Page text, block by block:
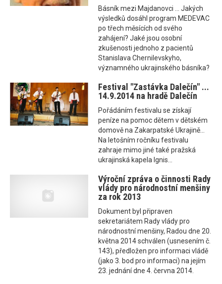
Básník mezi Majdanovci ... Jakých
výsledků dosáhl program MEDEVAC
po třech měsících od svého
zahájení? Jaké jsou osobní
zkušenosti jednoho z pacientů
Stanislava Chernilevskyho,
významného ukrajinského básníka?
Festival "Zastávka Dalečín" ...
14.9.2014 na hradě Dalečín
Pořádáním festivalu se získají
peníze na pomoc dětem v dětském
domově na Zakarpatské Ukrajině...
Na letošním ročníku festivalu
zahraje mimo jiné také pražská
ukrajinská kapela Ignis...
Výroční zpráva o činnosti Rady
vlády pro národnostní menšiny
za rok 2013
Dokument byl připraven
sekretariátem Rady vlády pro
národnostní menšiny, Radou dne 20.
května 2014 schválen (usnesením č.
143), předložen pro informaci vládě
(jako 3. bod pro informaci) na jejím
23. jednání dne 4. června 2014.